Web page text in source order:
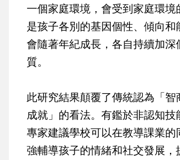
一個家庭環境，會受到家庭環境
是孩子各別的基因個性、傾向和
會隨著年紀成長，各自持續加深
質。
此研究結果顛覆了傳統認為「智
成就」的看法。有鑑於非認知技
專家建議學校可以在教導課業的
強輔導孩子的情緒和社交發展，